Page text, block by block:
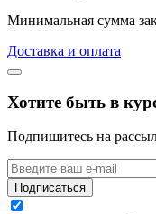
Минимальная сумма
Доставка и оплата
Хотите быть в
Подпишитесь на
Подписаться